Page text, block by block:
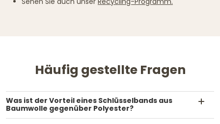
Häufig gestellte Fragen
Was ist der Vorteil eines Schlüsselbands aus
Baumwolle gegenüber Polyester?